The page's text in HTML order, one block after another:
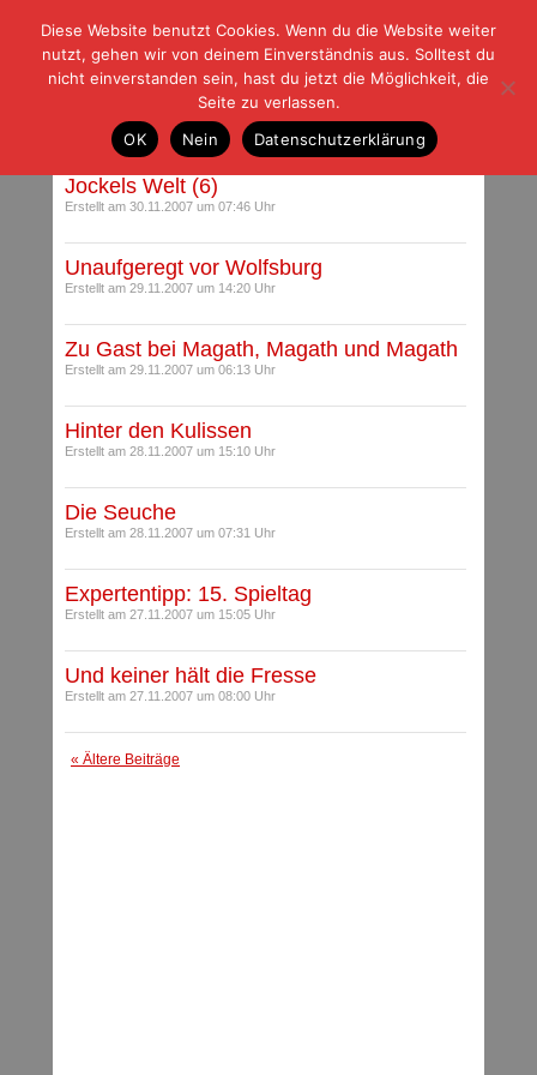
| | |BLOG-GFußball und der Rest
HOME|REGELN|IMPRESSUM |DATENSCHUTZ
Archiv für November 2007
Jockels Welt (6)
Erstellt am 30.11.2007 um 07:46 Uhr
Unaufgeregt vor Wolfsburg
Erstellt am 29.11.2007 um 14:20 Uhr
Zu Gast bei Magath, Magath und Magath
Erstellt am 29.11.2007 um 06:13 Uhr
Hinter den Kulissen
Erstellt am 28.11.2007 um 15:10 Uhr
Die Seuche
Erstellt am 28.11.2007 um 07:31 Uhr
Expertentipp: 15. Spieltag
Erstellt am 27.11.2007 um 15:05 Uhr
Und keiner hält die Fresse
Erstellt am 27.11.2007 um 08:00 Uhr
« Ältere Beiträge
Diese Website benutzt Cookies. Wenn du die Website weiter
nutzt, gehen wir von deinem Einverständnis aus. Solltest du
nicht einverstanden sein, hast du jetzt die Möglichkeit, die
Seite zu verlassen.
OK
Nein Datenschutzerklärung